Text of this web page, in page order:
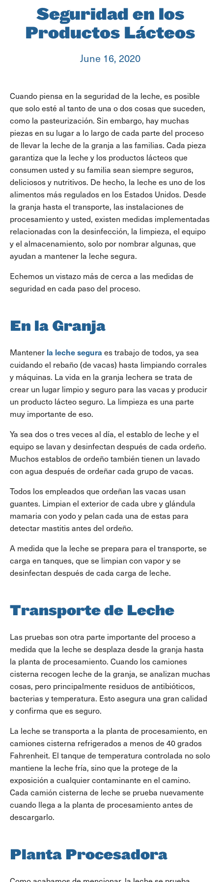
Seguridad en los
Productos Lácteos
June 16, 2020
Cuando piensa en la seguridad de la leche, es posible
que solo esté al tanto de una o dos cosas que suceden,
como la pasteurización. Sin embargo, hay muchas
piezas en su lugar a lo largo de cada parte del proceso
de llevar la leche de la granja a las familias. Cada pieza
garantiza que la leche y los productos lácteos que
consumen usted y su familia sean siempre seguros,
deliciosos y nutritivos. De hecho, la leche es uno de los
alimentos más regulados en los Estados Unidos. Desde
la granja hasta el transporte, las instalaciones de
procesamiento y usted, existen medidas implementadas
relacionadas con la desinfección, la limpieza, el equipo
y el almacenamiento, solo por nombrar algunas, que
ayudan a mantener la leche segura.
Echemos un vistazo más de cerca a las medidas de
seguridad en cada paso del proceso.
En la Granja
Mantener la leche segura es trabajo de todos, ya sea
cuidando el rebaño (de vacas) hasta limpiando corrales
y máquinas. La vida en la granja lechera se trata de
crear un lugar limpio y seguro para las vacas y producir
un producto lácteo seguro. La limpieza es una parte
muy importante de eso.
Ya sea dos o tres veces al día, el establo de leche y el
equipo se lavan y desinfectan después de cada ordeño.
Muchos establos de ordeño también tienen un lavado
con agua después de ordeñar cada grupo de vacas.
Todos los empleados que ordeñan las vacas usan
guantes. Limpian el exterior de cada ubre y glándula
mamaria con yodo y pelan cada una de estas para
detectar mastitis antes del ordeño.
A medida que la leche se prepara para el transporte, se
carga en tanques, que se limpian con vapor y se
desinfectan después de cada carga de leche.
Transporte de Leche
Las pruebas son otra parte importante del proceso a
medida que la leche se desplaza desde la granja hasta
la planta de procesamiento. Cuando los camiones
cisterna recogen leche de la granja, se analizan muchas
cosas, pero principalmente residuos de antibióticos,
bacterias y temperatura. Esto asegura una gran calidad
y confirma que es seguro.
La leche se transporta a la planta de procesamiento, en
camiones cisterna refrigerados a menos de 40 grados
Fahrenheit. El tanque de temperatura controlada no solo
mantiene la leche fría, sino que la protege de la
exposición a cualquier contaminante en el camino.
Cada camión cisterna de leche se prueba nuevamente
cuando llega a la planta de procesamiento antes de
descargarlo.
Planta Procesadora